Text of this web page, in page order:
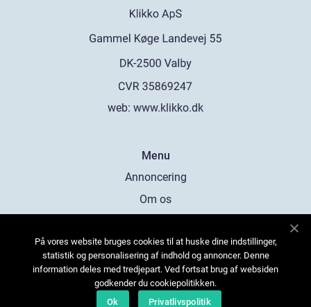
web: www.klikko.dk
Menu
Annoncering
Om os
Kontakt os
Sitemap
På vores website bruges cookies til at huske dine indstillinger,
statistik og personalisering af indhold og annoncer. Denne
information deles med tredjepart. Ved fortsat brug af websiden
godkender du cookiepolitikken.
Ok
Privatlivspolitik